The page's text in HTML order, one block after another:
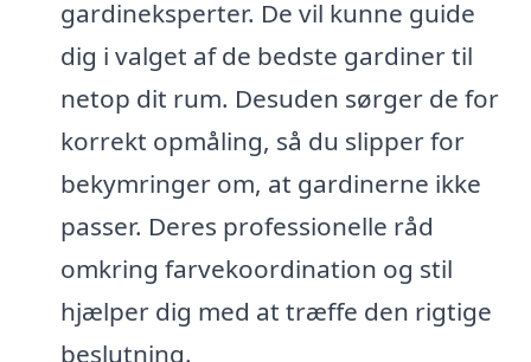
gardineksperter. De vil kunne guide
dig i valget af de bedste gardiner til
netop dit rum. Desuden sørger de for
korrekt opmåling, så du slipper for
bekymringer om, at gardinerne ikke
passer. Deres professionelle råd
omkring farvekoordination og stil
hjælper dig med at træffe den rigtige
beslutning.